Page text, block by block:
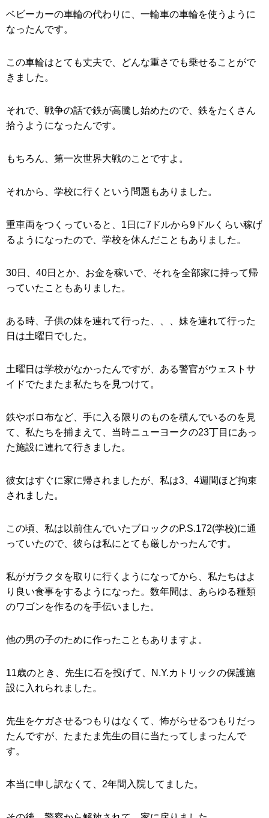
ベビーカーの車輪の代わりに、一輪車の車輪を使うように
なったんです。
この車輪はとても丈夫で、どんな重さでも乗せることがで
きました。
それで、戦争の話で鉄が高騰し始めたので、鉄をたくさん
拾うようになったんです。
もちろん、第一次世界大戦のことですよ。
それから、学校に行くという問題もありました。
重車両をつくっていると、1日に7ドルから9ドルくらい稼げ
るようになったので、学校を休んだこともありました。
30日、40日とか、お金を稼いで、それを全部家に持って帰
っていたこともありました。
ある時、子供の妹を連れて行った、、、妹を連れて行った
日は土曜日でした。
土曜日は学校がなかったんですが、ある警官がウェストサ
イドでたまたま私たちを見つけて。
鉄やボロ布など、手に入る限りのものを積んでいるのを見
て、私たちを捕まえて、当時ニューヨークの23丁目にあっ
た施設に連れて行きました。
彼女はすぐに家に帰されましたが、私は3、4週間ほど拘束
されました。
この頃、私は以前住んでいたブロックのP.S.172(学校)に通
っていたので、彼らは私にとても厳しかったんです。
私がガラクタを取りに行くようになってから、私たちはよ
り良い食事をするようになった。数年間は、あらゆる種類
のワゴンを作るのを手伝いました。
他の男の子のために作ったこともありますよ。
11歳のとき、先生に石を投げて、N.Y.カトリックの保護施
設に入れられました。
先生をケガさせるつもりはなくて、怖がらせるつもりだっ
たんですが、たまたま先生の目に当たってしまったんで
す。
本当に申し訳なくて、2年間入院してました。